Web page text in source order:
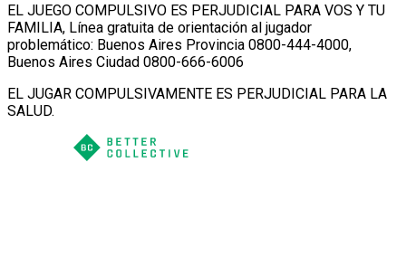
EL JUEGO COMPULSIVO ES PERJUDICIAL PARA VOS Y TU
FAMILIA, Línea gratuita de orientación al jugador
problemático: Buenos Aires Provincia 0800-444-4000,
Buenos Aires Ciudad 0800-666-6006
EL JUGAR COMPULSIVAMENTE ES PERJUDICIAL PARA LA
SALUD.